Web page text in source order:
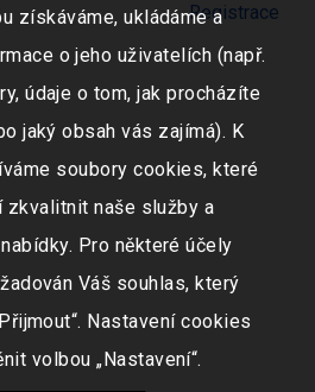
Registrace
získáváme, ukládáme a
o jeho uživatelích (např.
údaje o tom, jak procházíte
jaký obsah vás zajímá). K
soubory cookies, které
zkvalitnit naše služby a
Pro některé účely
Váš souhlas, který
Nastavení cookies
volbou „Nastavení“.